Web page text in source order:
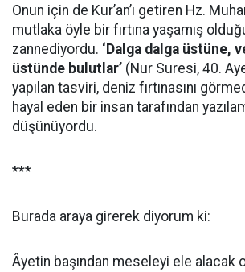
Onun için de Kur’an’ı getiren Hz.
mutlaka öyle bir fırtına yaşamış
zannediyordu. ‘Dalga dalga üstüne,
üstünde bulutlar’ (Nur Suresi, 40.
yapılan tasviri, deniz fırtınasını
hayal eden bir insan tarafından
düşünüyordu.
***
Burada araya girerek diyorum ki:
Âyetin başından meseleyi ele alacak